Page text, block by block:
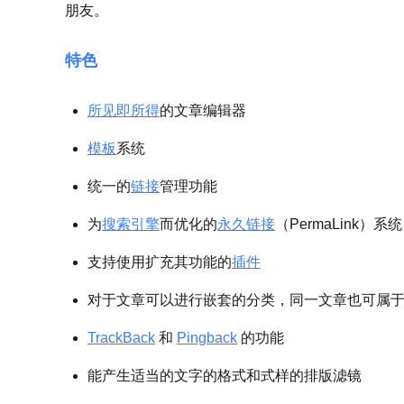
朋友。
特色
所见即所得的文章编辑器
模板系统
统一的链接管理功能
为搜索引擎而优化的永久链接 （PermaLink）系统
支持使用扩充其功能的插件
对于文章可以进行嵌套的分类，同一文章也可属
TrackBack 和 Pingback 的功能
能产生适当的文字的格式和式样的排版滤镜